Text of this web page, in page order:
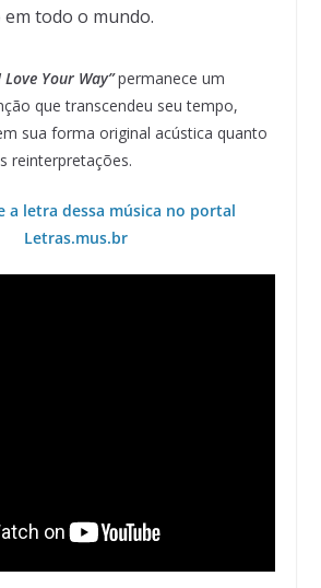
em todo o mundo.
Love Your Way”permanece um
que transcendeu seu tempo,
sua forma original acústica quanto
reinterpretações.
a letra dessa música no portal
Letras.mus.br